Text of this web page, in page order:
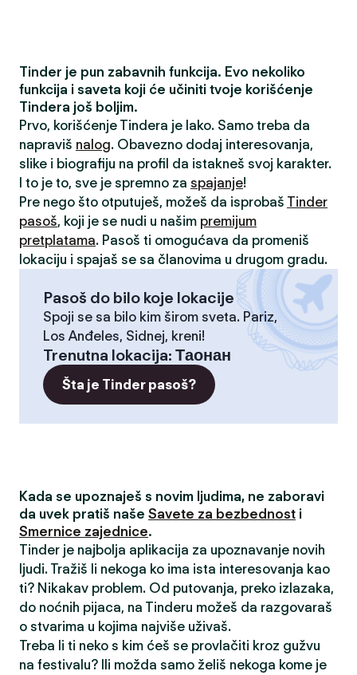
Tinder je pun zabavnih funkcija. Evo nekoliko
funkcija i saveta koji će učiniti tvoje korišćenje
Tindera još boljim.
Prvo, korišćenje Tindera je lako. Samo treba da
napraviš nalog. Obavezno dodaj interesovanja,
slike i biografiju na profil da istakneš svoj karakter.
I to je to, sve je spremno za spajanje!
Pre nego što otputuješ, možeš da isprobaš Tinder
pasoš, koji je se nudi u našim premijum
pretplatama. Pasoš ti omogućava da promeniš
lokaciju i spajaš se sa članovima u drugom gradu.
Pasoš do bilo koje lokacije
Spoji se sa bilo kim širom sveta. Pariz,
Los Anđeles, Sidnej, kreni!
Trenutna lokacija: Таонан
Šta je Tinder pasoš?
Kada se upoznaješ s novim ljudima, ne zaboravi
da uvek pratiš naše Savete za bezbednost i
Smernice zajednice.
Tinder je najbolja aplikacija za upoznavanje novih
ljudi. Tražiš li nekoga ko ima ista interesovanja kao
ti? Nikakav problem. Od putovanja, preko izlazaka,
do noćnih pijaca, na Tinderu možeš da razgovaraš
o stvarima u kojima najviše uživaš.
Treba li ti neko s kim ćeš se provlačiti kroz gužvu
na festivalu? Ili možda samo želiš nekoga kome je